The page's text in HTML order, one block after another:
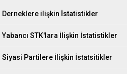
Derneklere ilişkin İstatistikler
Yabancı STK'lara İlişkin İstatistikler
Siyasi Partilere İlişkin İstatsitikler